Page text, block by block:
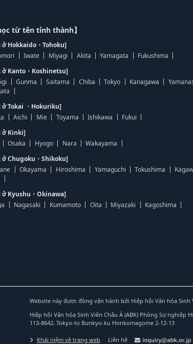
từ tên tỉnh thành】
Hokkaido・Tohoku]
Iwate Miyagi Akita Yamagata
Fukushima
Kanto・Koshinetsu]
Gunma Saitama Chiba Tokyo Kanagawa
Tokai ・Hokuriku]
Aichi Mie Toyama Ishikawa
Fukui
ở Kinki]
Osaka Hyogo Nara
Wakayama
Chugoku・Shikoku]
Okayama Hiroshima Yamaguchi Tokushima
Kyushu・Okinawa]
Nagasaki Kumamoto Oita Miyazaki
Kagoshima
Website này được đồng vận hành bởi Hiệp hội Văn hóa Sinh
Hiệp hội Văn hóa Sinh Viên Châu Á (ABK) Phòng Sự nghiệp
113-8642, Tokyo-to Bunkyo-ku Honkomagome 2-12-13
Khái niệm về trang web Liên hệ